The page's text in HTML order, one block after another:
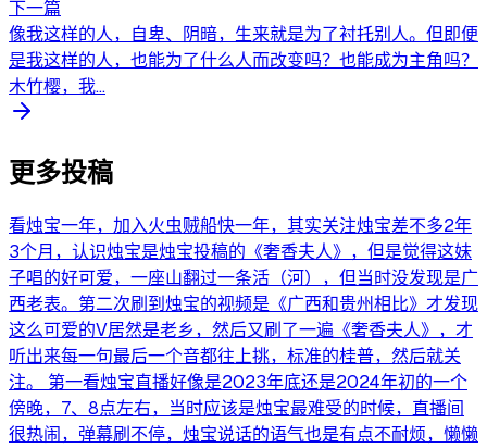
下一篇
像我这样的人，自卑、阴暗，生来就是为了衬托别人。但即便
是我这样的人，也能为了什么人而改变吗？也能成为主角吗？
木竹樱，我...
更多投稿
看烛宝一年，加入火虫贼船快一年，其实关注烛宝差不多2年
3个月，认识烛宝是烛宝投稿的《奢香夫人》，但是觉得这妹
子唱的好可爱，一座山翻过一条活（河），但当时没发现是广
西老表。第二次刷到烛宝的视频是《广西和贵州相比》才发现
这么可爱的V居然是老乡，然后又刷了一遍《奢香夫人》，才
听出来每一句最后一个音都往上挑，标准的桂普，然后就关
注。 第一看烛宝直播好像是2023年底还是2024年初的一个
傍晚，7、8点左右，当时应该是烛宝最难受的时候，直播间
很热闹，弹幕刷不停，烛宝说话的语气也是有点不耐烦，懒懒